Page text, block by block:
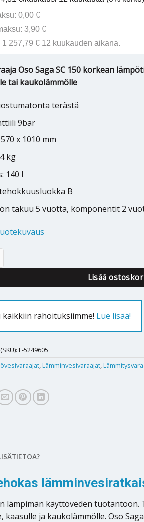
0,00 €
3,90 €
1 257,79 € 12 kuukauden aikana.
Oso Saga SC 150 korkean
tai kaukolämmölle
terästä
9bar
x 1010 mm
kg
140 l
B
takuu 5 vuotta, komponentit 2
Oso Saga Coil SC 150 3kW HX 0,8
Lisää
rahoituksiimme! Lue lisää!
L-5249605
,Lämminvesivaraajat,
lämpimän käyttöveden tuotantoon.
ja kaukolämmölle. Oso